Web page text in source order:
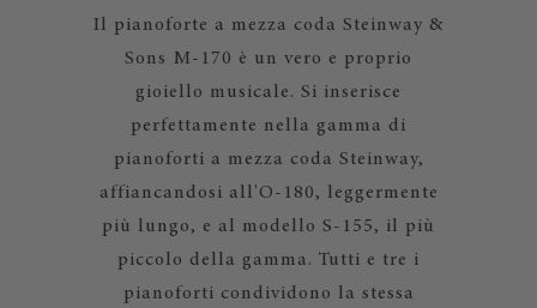
Il pianoforte a mezza coda Steinway &
Sons M-170 è un vero e proprio
gioiello musicale. Si inserisce
perfettamente nella gamma di
pianoforti a mezza coda Steinway,
affiancandosi all'O-180, leggermente
più lungo, e al modello S-155, il più
piccolo della gamma. Tutti e tre i
pianoforti condividono la stessa